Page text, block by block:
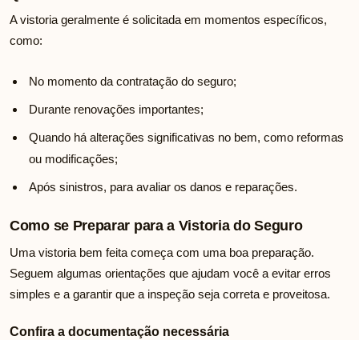
A vistoria geralmente é solicitada em momentos específicos,
como:
No momento da contratação do seguro;
Durante renovações importantes;
Quando há alterações significativas no bem, como reformas
ou modificações;
Após sinistros, para avaliar os danos e reparações.
Como se Preparar para a Vistoria do Seguro
Uma vistoria bem feita começa com uma boa preparação.
Seguem algumas orientações que ajudam você a evitar erros
simples e a garantir que a inspeção seja correta e proveitosa.
Confira a documentação necessária